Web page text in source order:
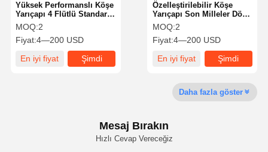
Kalite Kontrol
Bizimle
İletişim
Haberler Davalar
Özelleştirilebilir Köşe
Yarıçapı Son Milleler Dört
flüt Uzun ömür Yüksek
hassasiyet
MOQ:2
Fiyat:4—200 USD
En iyi fiyat
Şimdi
Yüksek Performanslı Köşe
Yarıçapı 4 Flütlü Standart
Son Mills
MOQ:2
Fiyat:4—200 USD
En iyi fiyat
Şimdi
Daha fazla göster
Mesaj Bırakın
Hızlı Cevap Vereceğiz